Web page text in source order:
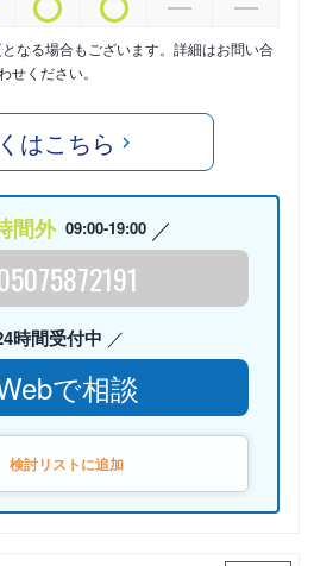
なる場合もございます。詳細はお問い合
わせください。
はこちら
間外 09:00-19:00
時間受付中
で相談
検討リストに追加